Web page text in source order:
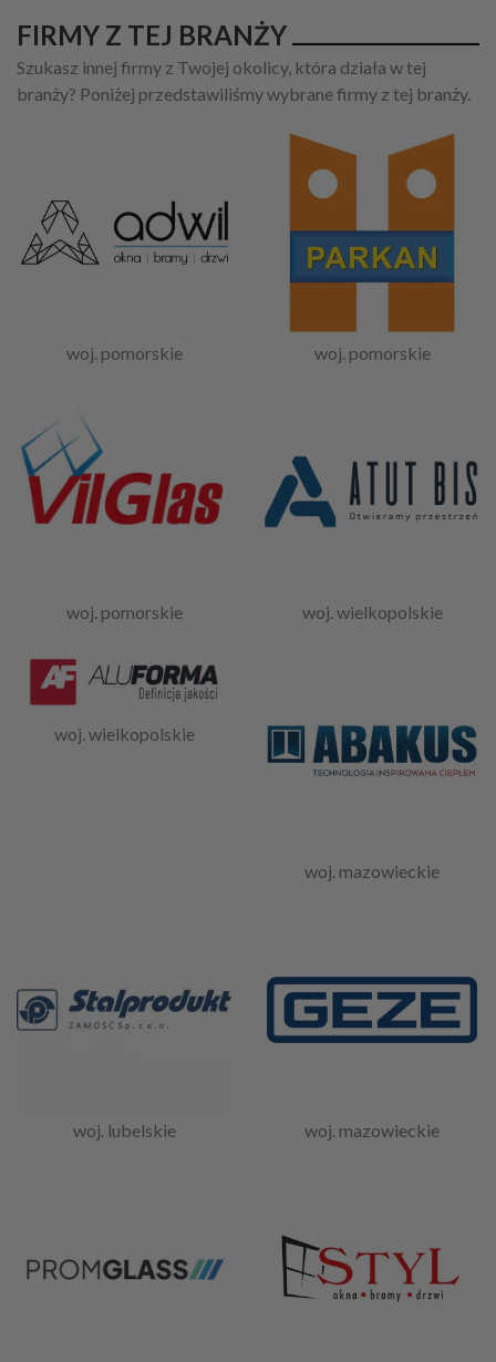
FIRMY Z TEJ BRANŻY
Szukasz innej firmy z Twojej okolicy, która działa w tej
branży? Poniżej przedstawiliśmy wybrane firmy z tej branży.
woj. pomorskie woj. pomorskie
woj. pomorskie woj. wielkopolskie
woj. wielkopolskie
woj. mazowieckie
woj. lubelskie woj. mazowieckie